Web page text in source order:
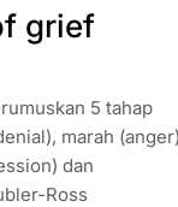
grief
5 tahap
marah
dan
Ross